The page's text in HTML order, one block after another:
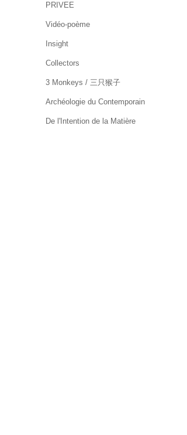
PRIVEE
Vidéo-poème
Insight
Collectors
3 Monkeys / 三只猴子
Archéologie du Contemporain
De l'Intention de la Matière